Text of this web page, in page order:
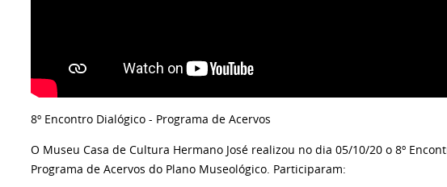
8º Encontro Dialógico - Programa de Acervos
O Museu Casa de Cultura Hermano José realizou no dia 05/10/20 o 8º
Programa de Acervos do Plano Museológico. Participaram: